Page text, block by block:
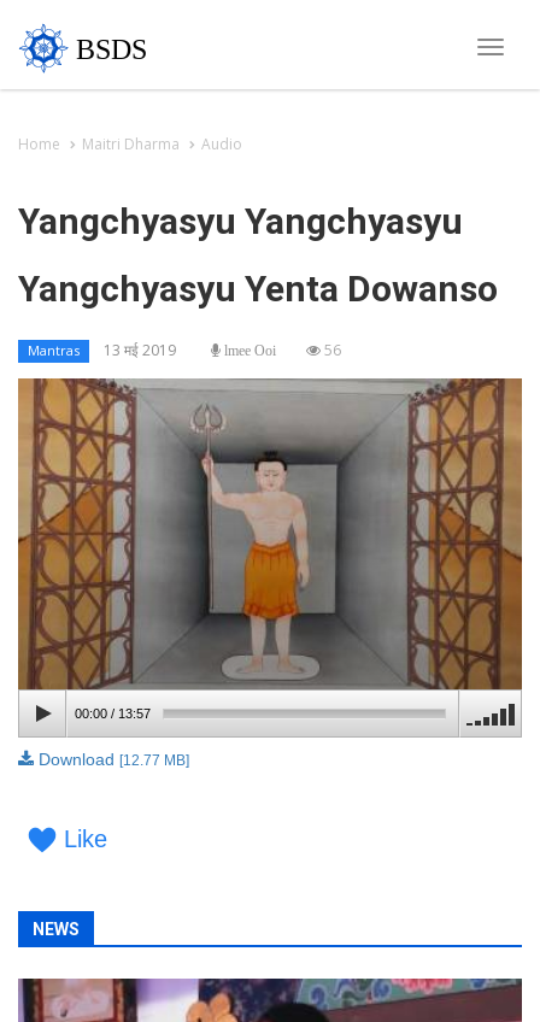
BSDS
Home Maitri Dharma Audio
Yangchyasyu Yangchyasyu
Yangchyasyu Yenta Dowanso
Mantras 13 मई 2019 lmee Ooi 56
00:00/ 13:57
Download [12.77 MB]
Like
NEWS